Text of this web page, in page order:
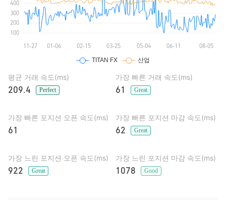
평균 거래 속도(ms)
209.4 Perfect
가장 빠른 거래 속도(ms)
61 Great
가장 빠른 포지션 오픈 속도(ms)
61
가장 빠른 포지션 마감 속도(ms)
62 Great
가장 느린 포지션 오픈 속도(ms)
922 Great
가장 느린 포지션 마감 속도(ms)
1078 Good